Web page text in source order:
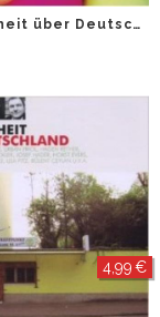
Die Wahrheit über Deutschland Pt. 10
4,99 €